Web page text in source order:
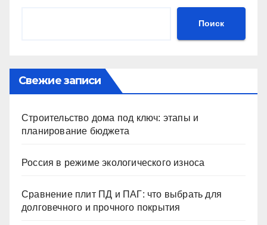
Поиск
Свежие записи
Строительство дома под ключ: этапы и
планирование бюджета
Россия в режиме экологического износа
Сравнение плит ПД и ПАГ: что выбрать для
долговечного и прочного покрытия